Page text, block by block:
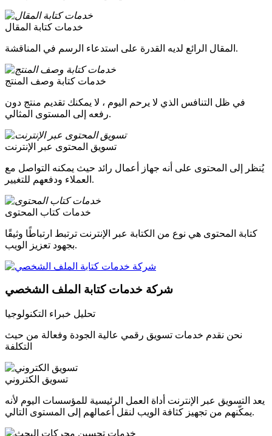
خدمات كتابة المقال
المقال الرائع لديه القدرة على استدعاء الرسم في المناقشة.
خدمات كتابة وصف المنتج
في ظل التنافس الذي لا يرحم اليوم ، لا يمكنك تقديم منتج دون
رفعه إلى المستوى المثالي.
تسويق المحتوى عبر الإنترنت
يُنظر إلى المحتوى على أنه جهاز أعمال رائد حيث يمكنه التواصل مع
العملاء ودفعهم للتغيير.
خدمات كتاب المحتوى
كتابة المحتوى هي نوع من الكتابة عبر الإنترنت ترتبط ارتباطًا وثيقًا
بجهود تعزيز الويب.
شركة خدمات كتابة الملف الشخصي
تحليل خبراء التكنولوجيا
نحن نقدم خدمات تسويق رقمي عالية الجودة وفعالة من حيث
التكلفة
تسويق الكتروني
يعد التسويق عبر الإنترنت أداة العمل الرئيسية للمؤسسات اليوم لأنه
يمكّنهم من تجهيز كثافة الويب لنقل أعمالهم إلى المستوى التالي.